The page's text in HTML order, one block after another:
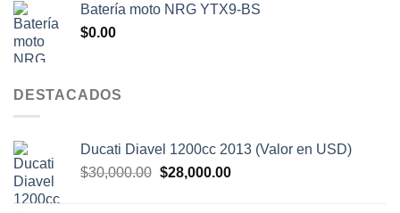
era:
es:
Batería moto NRG YTX9-BS
$0.00
DESTACADOS
Ducati Diavel 1200cc 2013 (Valor en USD)
$30,000.00 El
$28,000.00El